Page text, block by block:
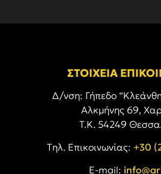
ΣΤΟΙΧΕΙΑ
Δ/νση: Γήπεδο
Αλκμήνης 69,
Τ.Κ. 54249
Tηλ. Επικοινωνίας: +30
E-mail: